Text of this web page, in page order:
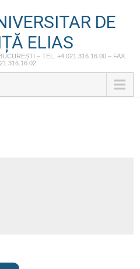
DE
ELIAS
– TEL. +4.021.316.16.00 – FAX.